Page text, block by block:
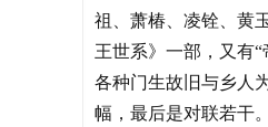
祖、萧椿、凌铨、黄
王世系》一部，又有
各种门生故旧与乡人
幅，最后是对联若干。